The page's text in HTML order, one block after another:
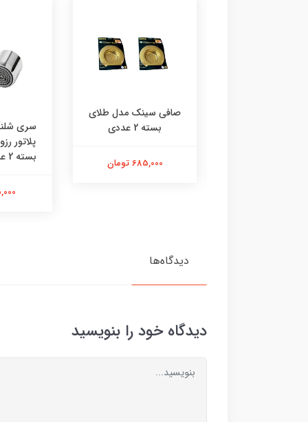
صافی سینک مدل طلای
بسته 2 عددی
685,000 تومان
سری
پلاتور
بسته 2 عددی | استیل |
دیدگاه‌ها
دیدگاه خود را بنویسید